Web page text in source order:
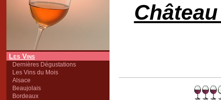
Les Vins
Dernières Dégustations
Les Vins du Mois
Alsace
Beaujolais
Bordeaux